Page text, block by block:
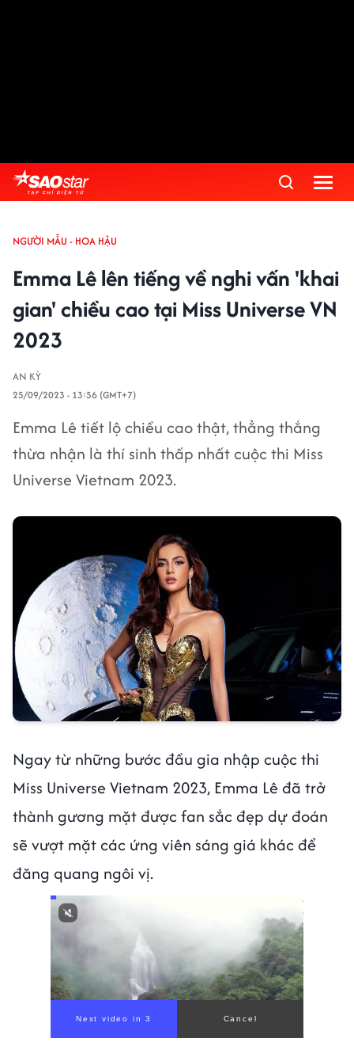
NGƯỜI MẪU - HOA HẬU
Emma Lê lên tiếng về nghi vấn 'khai
gian' chiều cao tại Miss Universe VN
2023
AN KỲ
25/09/2023 - 13:56 (GMT+7)
Emma Lê tiết lộ chiều cao thật, thẳng thắng
thừa nhận là thí sinh thấp nhất cuộc thi Miss
Universe Vietnam 2023.
Ngay từ những bước đầu gia nhập cuộc thi
Miss Universe Vietnam 2023, Emma Lê đã trở
thành gương mặt được fan sắc đẹp dự đoán
sẽ vượt mặt các ứng viên sáng giá khác để
đăng quang ngôi vị.
Next video in 1 Cancel